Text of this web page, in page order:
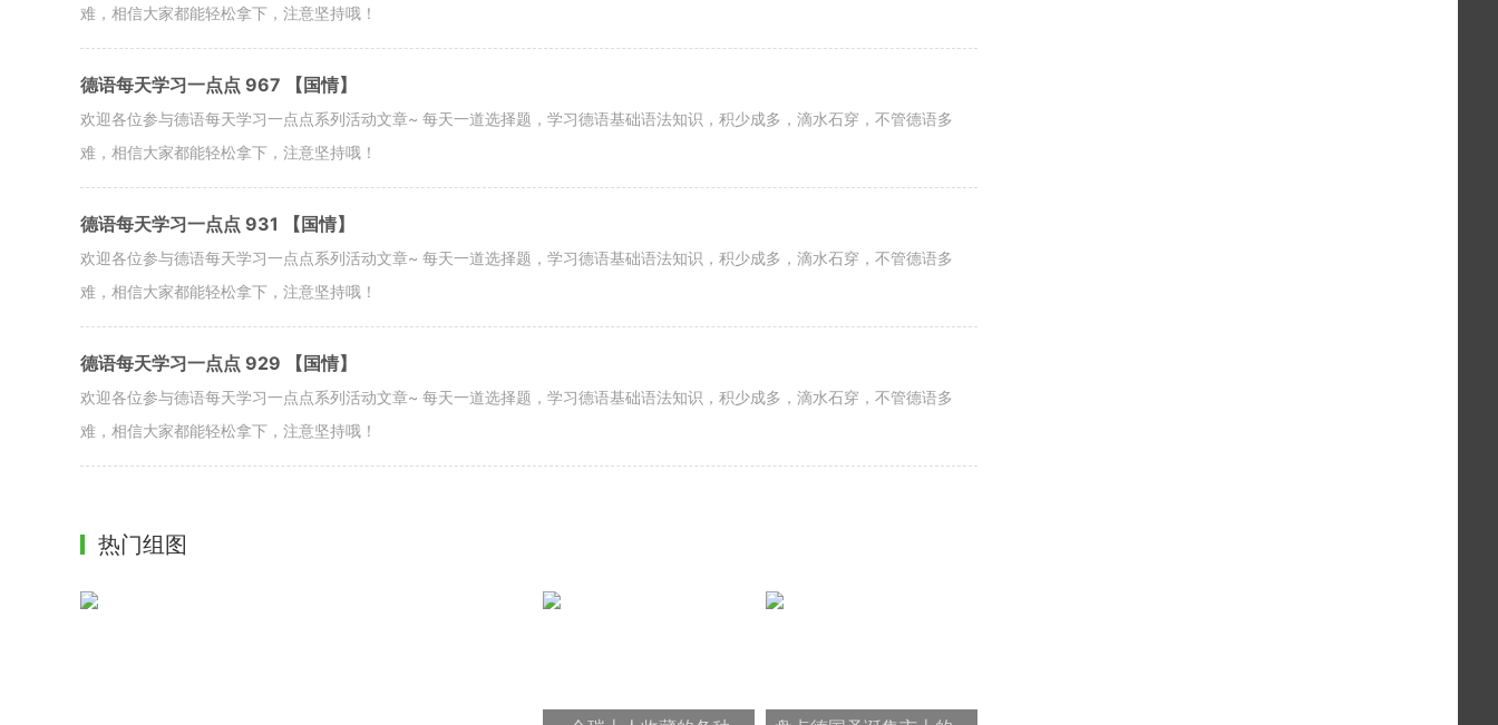
难，相信大家都能轻松拿下，注意坚持哦！
德语每天学习一点点 967 【国情】
欢迎各位参与德语每天学习一点点系列活动文章~ 每天一道选择题，学习德语基础语法知识，积少成多，滴水石穿，不管德语多
难，相信大家都能轻松拿下，注意坚持哦！
德语每天学习一点点 931 【国情】
欢迎各位参与德语每天学习一点点系列活动文章~ 每天一道选择题，学习德语基础语法知识，积少成多，滴水石穿，不管德语多
难，相信大家都能轻松拿下，注意坚持哦！
德语每天学习一点点 929 【国情】
欢迎各位参与德语每天学习一点点系列活动文章~ 每天一道选择题，学习德语基础语法知识，积少成多，滴水石穿，不管德语多
难，相信大家都能轻松拿下，注意坚持哦！
热门组图